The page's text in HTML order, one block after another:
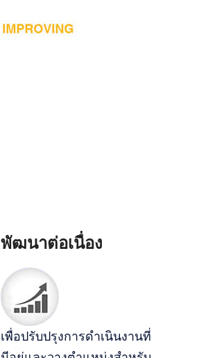
พัฒนาต่อเนื่อง
เพื่อปรับปรุงการดำเนินงานที่